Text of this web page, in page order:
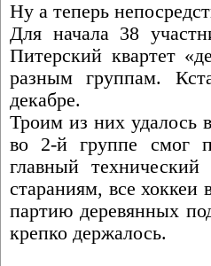
Ну а теперь
Для начала 38
Питерский квартет
разным группам.
декабре.
Троим из них удалось
во 2-й группе смог
главный
стараниям, все
партию деревянных
крепко держалось.